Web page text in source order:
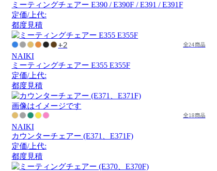
ミーティングチェアー E390 / E390F / E391 / E391F
定価/上代:
都度見積
+2 全24商品
NAIKI
ミーティングチェアー E355 E355F
定価/上代:
都度見積
画像はイメージです
全18商品
NAIKI
カウンターチェアー (E371、E371F)
定価/上代:
都度見積